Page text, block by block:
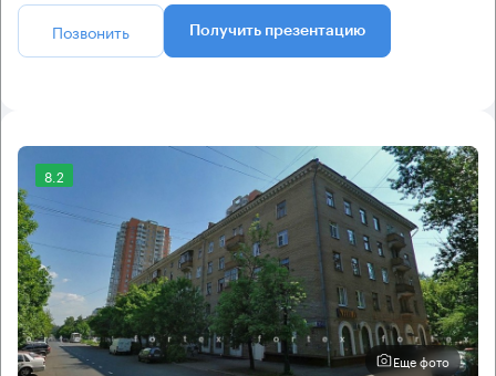
Позвонить Получить презентацию
8.2
Еще фото